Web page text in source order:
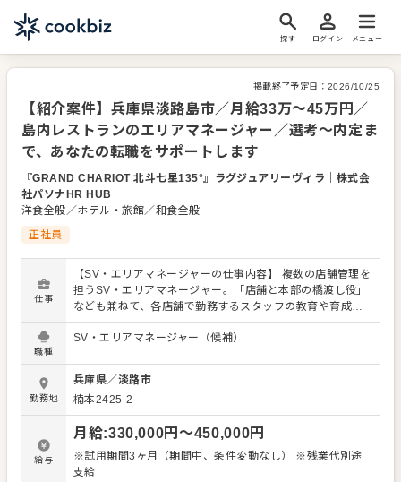
探す ログイン メニュー
掲載終了予定日： 2026/10/25
【紹介案件】兵庫県淡路島市／月給33万～45万円／
島内レストランのエリアマネージャー／選考～内定ま
で、あなたの転職をサポートします
『GRAND CHARIOT 北斗七星135°』ラグジュアリーヴィラ
株式会
社パソナHR HUB
洋食全般／ホテル・旅館／和食全般
正社員
仕事
【SV・エリアマネージャーの仕事内容】 複数の店舗管理を
担うSV・エリアマネージャー。「店舗と本部の橋渡し役」
なども兼ねて、各店舗で勤務するスタッフの教育や育成を
行いながら、各ブランドや店舗を円滑に運営できるよう多
角的なサポートをお願いします。各店舗の店長の、一番の
を心がけてください。これまでに培った現場経験やマネジ
メント経験は存分に活かせます。 【具体的には…】 ・店舗
での課題改善 ・売上向上の戦略の考案・実現 ・各店舗を巡
回しマネジメントのノウハウを提供 ・店舗オペレーション
の指導 etc. 入社後はスキルに合わせた業務からお任せしま
すので、徐々に仕事の幅を広げていきましょう。成長をサ
ポートする体制もあり、経験に関わらず安心してスタート
職種
SV・エリアマネージャー（候補）
勤務地
兵庫県／淡路市
楠本2425-2
給与
月給:330,000円〜450,000円
※試用期間3ヶ月（期間中、条件変動なし） ※残業代別途
支給